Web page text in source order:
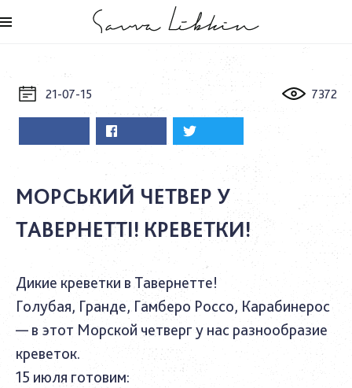
21-07-15 7372
МОРСЬКИЙ ЧЕТВЕР У
ТАВЕРНЕТТІ! КРЕВЕТКИ!
Дикие креветки в Тавернетте!
Голубая, Гранде, Гамберо Россо, Карабинерос
— в этот Морской четверг у нас разнообразие
креветок.
15 июля готовим: